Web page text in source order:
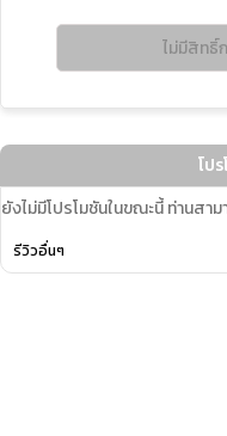
ไม่มีสิทธิ์
โป
ยังไม่มีโปรโมชันในขณะนี้ ท่านสา
รีวิวอื่นๆ